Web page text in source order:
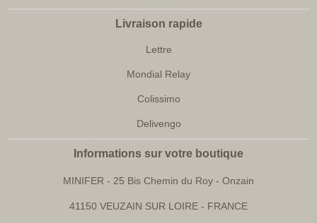
Livraison rapide
Lettre
Mondial Relay
Colissimo
Delivengo
Informations sur votre boutique
MINIFER - 25 Bis Chemin du Roy - Onzain
41150 VEUZAIN SUR LOIRE - FRANCE